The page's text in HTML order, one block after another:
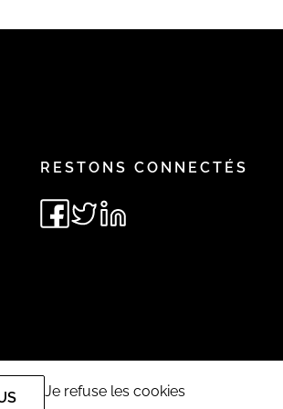
RESTONS CONNECTÉS
Je refuse les cookies